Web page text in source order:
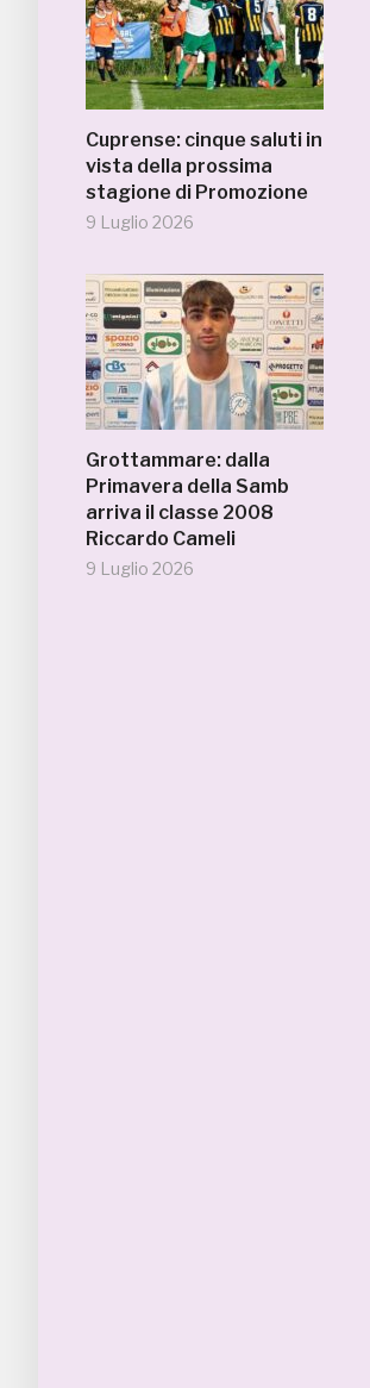
Cuprense: cinque saluti in
vista della prossima
stagione di Promozione
9 Luglio 2026
Grottammare: dalla
Primavera della Samb
arriva il classe 2008
Riccardo Cameli
9 Luglio 2026